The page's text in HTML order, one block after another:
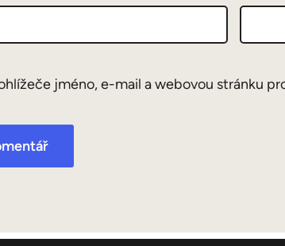
jméno, e-mail a webovou stránku